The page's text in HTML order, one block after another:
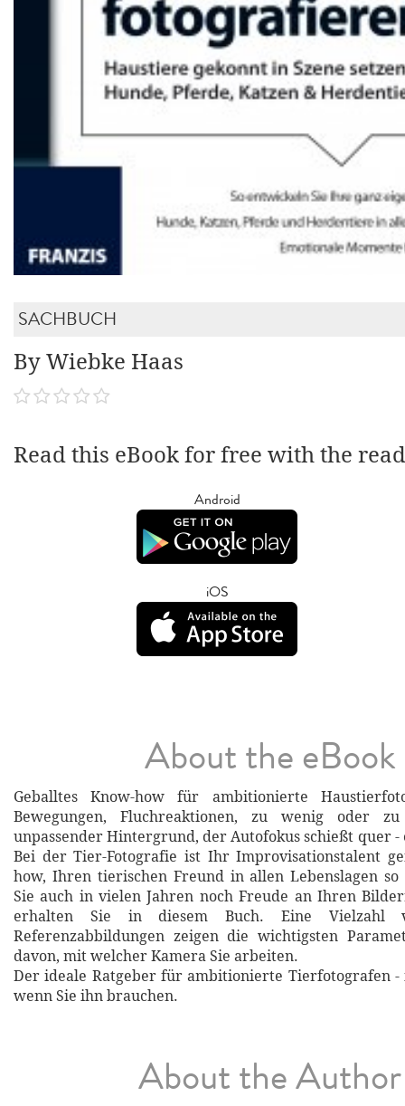
SACHBUCH
By Wiebke Haas
Read this eBook for free with the
Android
iOS
About the eBook
Geballtes Know-how für ambitionierte
Bewegungen, Fluchreaktionen, zu wenig oder
unpassender Hintergrund, der Autofokus schießt quer -
Bei der Tier-Fotografie ist Ihr Improvisationstalent
how, Ihren tierischen Freund in allen Lebenslagen so
Sie auch in vielen Jahren noch Freude an Ihren
erhalten Sie in diesem Buch. Eine Vielzahl
Referenzabbildungen zeigen die wichtigsten
davon, mit welcher Kamera Sie arbeiten.
Der ideale Ratgeber für ambitionierte Tierfotografen
wenn Sie ihn brauchen.
About the Author